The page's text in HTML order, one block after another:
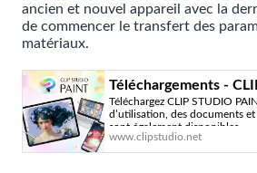
ancien et nouvel appareil avec la
de commencer le transfert des
matériaux.
Téléchargements -
Téléchargez CLIP STUDIO
d’utilisation, des documents
sont également disponibles.
www.clipstudio.net